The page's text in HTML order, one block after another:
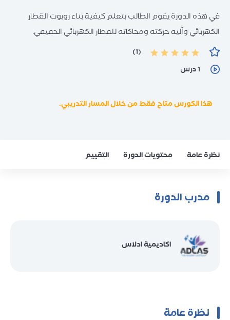
الكفاءة اللغوية)
اختبارات Unity
اختبارات IC3
الاستشارات
التدريب الخارجي
استقطاب المدربين
في هذه الدورة يقوم الطالب بتعلم كيفية بناء روبوت القطار
الكهربائي وآلية حركته ومحاكاته للقطار الكهربائي الحقيقي.
(1)
1 درس
هذا الكورس متاح فقط من خلال المسار التدريبي.
نظرة عامة محتويات الدورة التقييم
مدرب الدورة
اكاديمية ادلاس
نظرة عامة